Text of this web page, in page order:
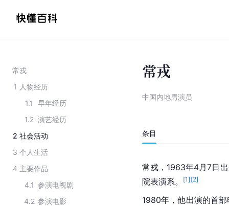
常戎
1 人物经历
1.1
早年经历
1.2 演艺经历
2 社会活动
3 个人生活
4 主要作品
4.1 参演电视剧
4.2 参演电影
常戎
中国内地男演员
条目
常戎，1963年4月7日
院表演系。 [1] [2]
1980年，他出演的首